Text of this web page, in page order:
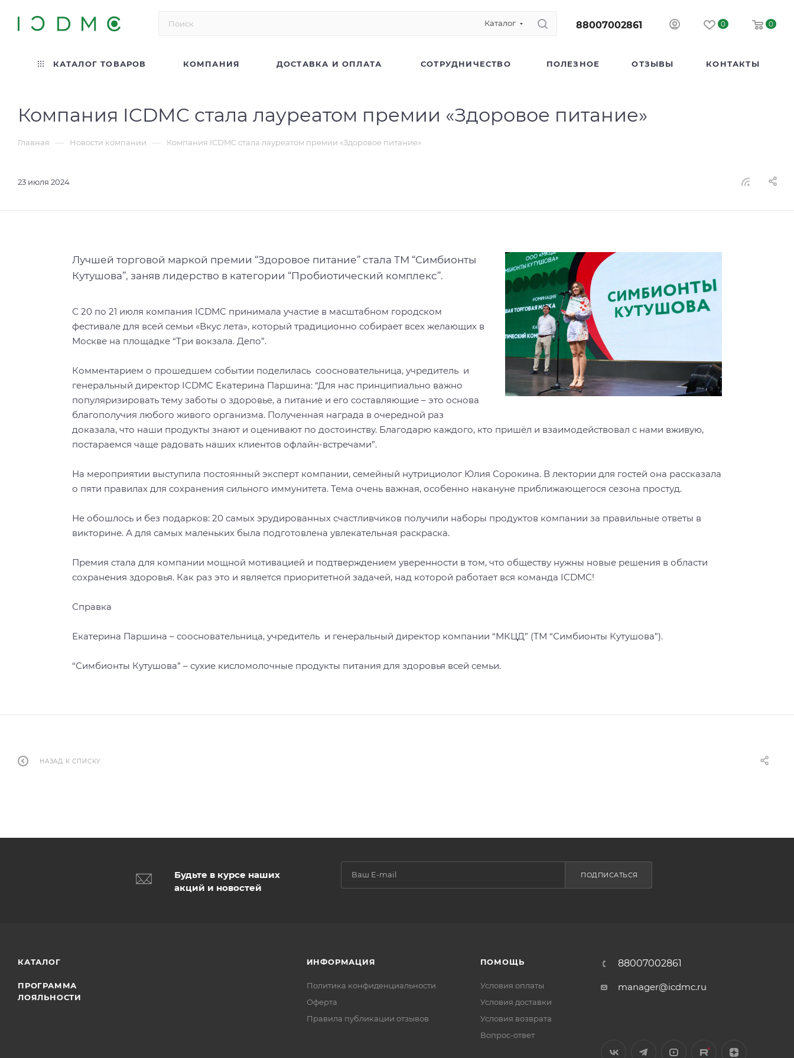
Каталог 88007002861 0 0
КАТАЛОГ ТОВАРОВ КОМПАНИЯ ДОСТАВКА И ОПЛАТА СОТРУДНИЧЕСТВО ПОЛЕЗНОЕ ОТЗЫВЫ КОНТАКТЫ
Компания ICDMC стала лауреатом премии «Здоровое питание»
Главная — Новости компании — Компания ICDMC стала лауреатом премии «Здоровое питание»
23 июля 2024
Лучшей торговой маркой премии “Здоровое питание” стала ТМ “Симбионты
Кутушова”, заняв лидерство в категории “Пробиотический комплекс”.
С 20 по 21 июля компания ICDMC принимала участие в масштабном городском
фестивале для всей семьи «Вкус лета», который традиционно собирает всех желающих в
Москве на площадке “Три вокзала. Депо”.
Комментарием о прошедшем событии поделилась соосновательница, учредитель и
генеральный директор ICDMC Екатерина Паршина: “Для нас принципиально важно
популяризировать тему заботы о здоровье, а питание и его составляющие – это основа
благополучия любого живого организма. Полученная награда в очередной раз
доказала, что наши продукты знают и оценивают по достоинству. Благодарю каждого, кто пришёл и взаимодействовал с нами вживую,
постараемся чаще радовать наших клиентов офлайн-встречами”.
На мероприятии выступила постоянный эксперт компании, семейный нутрициолог Юлия Сорокина. В лектории для гостей она рассказала
о пяти правилах для сохранения сильного иммунитета. Тема очень важная, особенно накануне приближающегося сезона простуд.
Не обошлось и без подарков: 20 самых эрудированных счастливчиков получили наборы продуктов компании за правильные ответы в
викторине. А для самых маленьких была подготовлена увлекательная раскраска.
Премия стала для компании мощной мотивацией и подтверждением уверенности в том, что обществу нужны новые решения в области
сохранения здоровья. Как раз это и является приоритетной задачей, над которой работает вся команда ICDMC!
Справка
Екатерина Паршина – соосновательница, учредитель и генеральный директор компании “МКЦД” (ТМ “Симбионты Кутушова”).
“Симбионты Кутушова” – сухие кисломолочные продукты питания для здоровья всей семьи.
НАЗАД К СПИСКУ
Будьте в курсе наших
акций и новостей
ПОДПИСАТЬСЯ
КАТАЛОГ
ПРОГРАММА
ЛОЯЛЬНОСТИ
ИНФОРМАЦИЯ
Политика конфиденциальности
Оферта
Правила публикации отзывов
ПОМОЩЬ
Условия оплаты
Условия доставки
Условия возврата
Вопрос-ответ
88007002861
manager@icdmc.ru